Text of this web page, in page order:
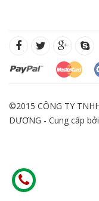
©2015 CÔNG TY
DƯƠNG - Cung cấp bởi